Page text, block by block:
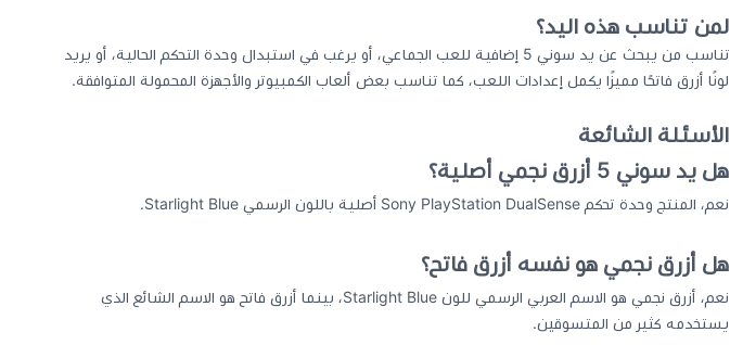
لمن تناسب هذه اليد؟
تناسب من يبحث عن يد سوني 5 إضافية للعب الجماعي، أو يرغب في استبدال وحدة التحكم الحالية، أو يريد
لونًا أزرق فاتحًا مميزًا يكمل إعدادات اللعب، كما تناسب بعض ألعاب الكمبيوتر والأجهزة المحمولة المتوافقة.
الأسئلة الشائعة
هل يد سوني 5 أزرق نجمي أصلية؟
نعم، المنتج وحدة تحكم Sony PlayStation DualSense أصلية باللون الرسمي Starlight Blue.
هل أزرق نجمي هو نفسه أزرق فاتح؟
نعم، أزرق نجمي هو الاسم العربي الرسمي للون Starlight Blue، بينما أزرق فاتح هو الاسم الشائع الذي
يستخدمه كثير من المتسوقين.